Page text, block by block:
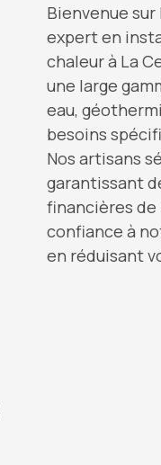
Bienvenue
expert en
chaleur à La
une large
eau,
besoins
Nos artisans
garantissant
financières de
confiance à
en réduisant